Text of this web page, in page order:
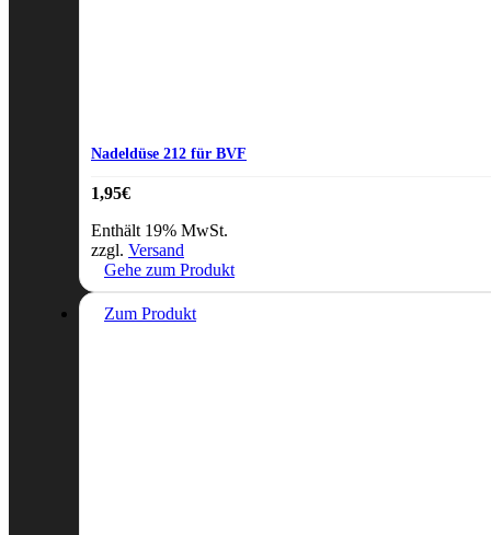
Nadeldüse 212 für BVF
1,95€
Enthält 19% MwSt.
zzgl. Versand
Gehe zum Produkt
Zum Produkt